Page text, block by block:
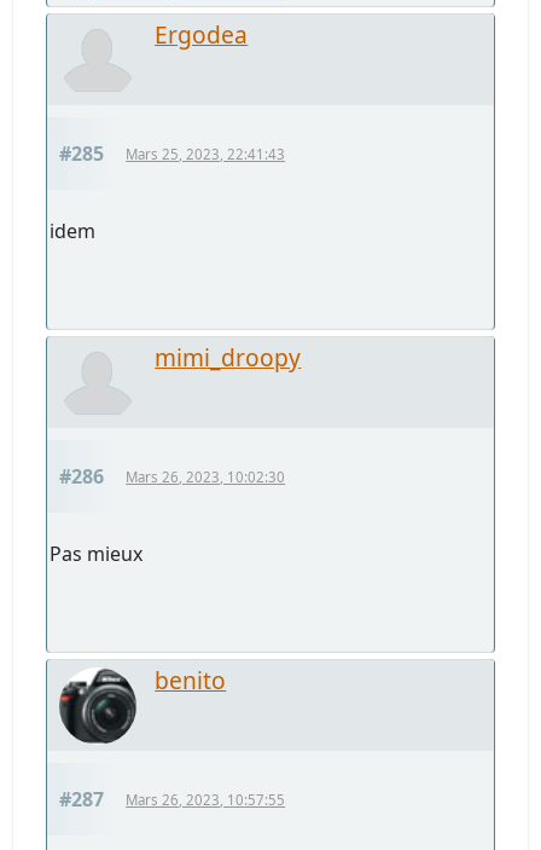
Ergodea
#285 Mars 25, 2023, 22:41:43
idem
mimi_droopy
#286 Mars 26, 2023, 10:02:30
Pas mieux
benito
#287 Mars 26, 2023, 10:57:55